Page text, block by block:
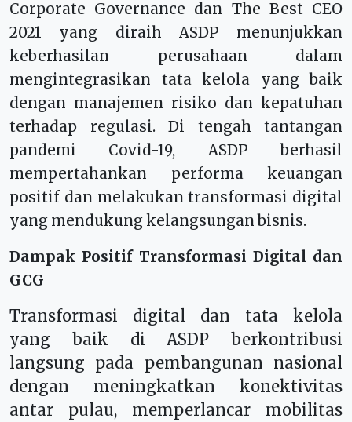
Corporate Governance dan The Best CEO
2021 yang diraih ASDP menunjukkan
keberhasilan perusahaan dalam
mengintegrasikan tata kelola yang baik
dengan manajemen risiko dan kepatuhan
terhadap regulasi. Di tengah tantangan
pandemi Covid-19, ASDP berhasil
mempertahankan performa keuangan
positif dan melakukan transformasi digital
yang mendukung kelangsungan bisnis.
Dampak Positif Transformasi Digital dan
GCG
Transformasi digital dan tata kelola
yang baik di ASDP berkontribusi
langsung pada pembangunan nasional
dengan meningkatkan konektivitas
antar pulau, memperlancar mobilitas